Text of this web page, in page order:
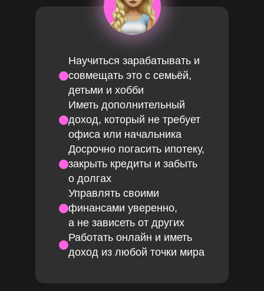
Научиться зарабатывать и
совмещать это с семьёй,
детьми и хобби
Иметь дополнительный
доход, который не требует
офиса или начальника
Досрочно погасить ипотеку,
закрыть кредиты и забыть
о долгах
Управлять своими
финансами уверенно,
а не зависеть от других
Работать онлайн и иметь
доход из любой точки мира